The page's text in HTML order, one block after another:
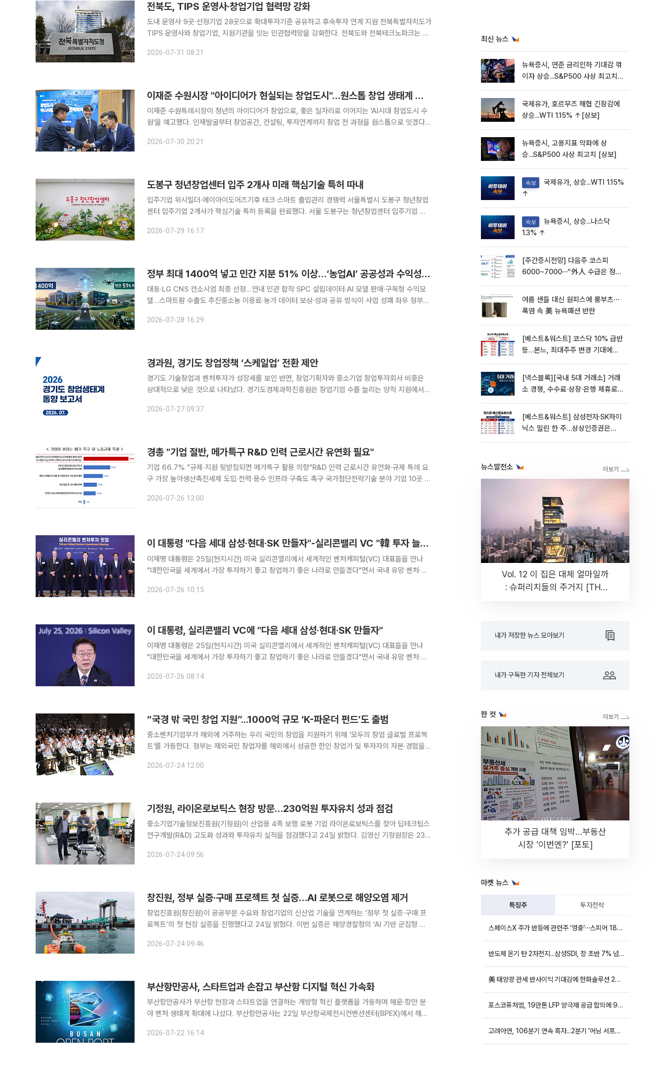
전북도, TIPS 운영사·창업기업 협력망 강화
도내 운영사 9곳·선정기업 28곳으로 확대투자기준 공유하고 후속투자 연계 지원 전북특별자치도가
TIPS 운영사와 창업기업, 지원기관을 잇는 민관협력망을 강화한다. 전북도와 전북테크노파크는 30
영사와 도전기업, 창업지원기관 관계자 등 100여명이 참석
2026-07-31 08:21
이재준 수원시장 "아이디어가 현실되는 창업도시"…원스톱 창업 생태계 만든다
이재준 수원특례시장이 청년의 아이디어가 창업으로, 좋은 일자리로 이어지는 'AI시대 창업도시 수
원'을 예고했다. 인재발굴부터 창업공간, 컨설팅, 투자연계까지 창업 전 과정을 원스톱으로 잇겠다는
날 기업과 대학, 관계기관이 모인 자리에서 창업도시 수원의 비전과
2026-07-30 20:21
도봉구 청년창업센터 입주 2개사 미래 핵심기술 특허 따내
입주기업 위시빌더‧에이아이도어즈기후 테크‧스마트 출입관리 경쟁력 서울특별시 도봉구 청년창업
센터 입주기업 2개사가 핵심기술 특허 등록을 완료했다. 서울 도봉구는 청년창업센터 입주기업 ㈜
제 기술 특허(등록번호 제10-2989646호)를 등록했다. 이 특허는 물‧
2026-07-29 16:17
정부 최대 1400억 넣고 민간 지분 51% 이상…‘농업AI’ 공공성과 수익성 줄타기
대동·LG CNS 컨소시엄 최종 선정…연내 민관 합작 SPC 설립데이터·AI 모델 판매·구독형 수익모
델…스마트팜 수출도 추진중소농 이용료·농가 데이터 보상·성과 공유 방식이 사업 성패 좌우 정부가
어들여 수익을 내는 농업 플랫폼을 만들겠다는 구상이지만 수익
2026-07-28 16:29
경과원, 경기도 창업정책 ‘스케일업’ 전환 제안
경기도 기술창업과 벤처투자가 성장세를 보인 반면, 창업기획자와 중소기업 창업투자회사 비중은
상대적으로 낮은 것으로 나타났다. 경기도경제과학진흥원은 창업기업 수를 늘리는 양적 지원에서
했다. 경과원은 27일 이 같은 내용을 담은 ‘경기도 창업생태계 동향 보고서’를
2026-07-27 09:37
경총 "기업 절반, 메가특구 R&D 인력 근로시간 유연화 필요"
기업 66.7% "규제·지원 뒷받침되면 메가특구 활용 의향"R&D 인력 근로시간 유연화·규제 특례 요
구 가장 높아생산촉진세제 도입·전력·용수 인프라 구축도 촉구 국가첨단전략기술 분야 기업 10곳 중
시간 유연화를 꼽았다. 기업들은 메가 특구의 실효성을 높이기
2026-07-26 12:00
이 대통령 "다음 세대 삼성·현대·SK 만들자"-실리콘밸리 VC "韓 투자 늘릴 것" [종합]
이재명 대통령은 25일(현지시간) 미국 실리콘밸리에서 세계적인 벤처캐피털(VC) 대표들을 만나
"대한민국을 세계에서 가장 투자하기 좋고 창업하기 좋은 나라로 만들겠다"면서 국내 유망 벤처·스
'실리콘밸리 벤처투자 밋업' 행사 모두발언에서 "한국과 미국은 오랜 안
2026-07-26 10:15
이 대통령, 실리콘밸리 VC에 "다음 세대 삼성·현대·SK 만들자"
이재명 대통령은 25일(현지시간) 미국 실리콘밸리에서 세계적인 벤처캐피털(VC) 대표들을 만나
"대한민국을 세계에서 가장 투자하기 좋고 창업하기 좋은 나라로 만들겠다"면서 국내 유망 벤처·스
'실리콘밸리 벤처투자 밋업' 행사 모두발언에서 "한국과 미국은 오랜 안
2026-07-26 08:14
“국경 밖 국민 창업 지원”...1000억 규모 ‘K-파운더 펀드’도 출범
중소벤처기업부가 해외에 거주하는 우리 국민의 창업을 지원하기 위해 '모두의 창업 글로벌 프로젝
트'를 가동한다. 정부는 재외국민 창업자를 해외에서 성공한 한인 창업가 및 투자자의 자본·경험을
(SVC) 실리콘밸리에서 'K-파운더스 커넥트 인 실리콘밸리(K-Found
2026-07-24 12:00
기정원, 라이온로보틱스 현장 방문…230억원 투자유치 성과 점검
중소기업기술정보진흥원(기정원)이 산업용 4족 보행 로봇 기업 라이온로보틱스를 찾아 딥테크팁스
연구개발(R&D) 고도화 성과와 투자유치 실적을 점검했다고 24일 밝혔다. 김영신 기정원장은 23일
행 로봇의 구동 시연을 참관했다. 현장 간담회에서는 딥테크 기술개발
2026-07-24 09:56
창진원, 정부 실증·구매 프로젝트 첫 실증…AI 로봇으로 해양오염 제거
창업진흥원(창진원)이 공공부문 수요와 창업기업의 신산업 기술을 연계하는 ‘정부 첫 실증·구매 프
로젝트’의 첫 현장 실증을 진행했다고 24일 밝혔다. 이번 실증은 해양경찰청의 ‘AI 기반 군집형 로
인천 관공선부두 일대에서 해양오염 제거 기술을 실증했다.
2026-07-24 09:46
부산항만공사, 스타트업과 손잡고 부산항 디지털 혁신 가속화
부산항만공사가 부산항 현장과 스타트업을 연결하는 개방형 혁신 플랫폼을 가동하며 해운·항만 분
야 벤처 생태계 확대에 나섰다. 부산항만공사는 22일 부산항국제전시컨벤션센터(BPEX)에서 해운
밝혔다. 이번 행사는 부산항만공사와 부산지역산업진흥원, 부산
2026-07-22 16:14
최신 뉴스
뉴욕증시, 연준 금리인하 기대감 꺾
이자 상승...S&P500 사상 최고치
국제유가, 호르무즈 해협 긴장감에
상승...WTI 1.15% ↑[상보]
뉴욕증시, 고용지표 악화에 상
승...S&P500 사상 최고치 [상보]
속보
↑
속보
1.3% ↑
[주간증시전망] 다음주 코스피
6000~7000⋯“外人 수급은 정책
여름 샌들 대신 원피스에 롱부츠⋯
폭염 속 美 뉴욕패션 반란
[베스트&워스트] 코스닥 10% 급반
등…본느, 최대주주 변경 기대에
[넥스블록][국내 5대 거래소] 거래
소 경쟁, 수수료∙상장∙은행 제휴로
[베스트&워스트] 삼성전자·SK하이
닉스 밀린 한 주…상상인증권은
뉴스발전소
Vol. 12 이 집은 대체 얼마일까
: 슈퍼리치들의 주거지 [THE
내가 저장한 뉴스 모아보기
내가 구독한 기자 전체보기
한 컷
추가 공급 대책 임박…부동산
시장 '이번엔?' [포토]
마켓 뉴스
특징주 투자전략
스페이스X 주가 반등에 관련주 ‘껑충’⋯스피어 18%ㆍ에이치브이엠 12%↑
반도체 온기 탄 2차전지...삼성SDI, 장 초반 7% 넘게 껑충
美 태양광 관세 반사이익 기대감에 한화솔루션 20%대·OCI홀딩스 14%대 급등
포스코퓨처엠, 19만톤 LFP 양극재 공급 합의에 9%대 강세
고려아연, 106분기 연속 흑자...2분기 '어닝 서프라이즈'에 장 초반 12%대 강세